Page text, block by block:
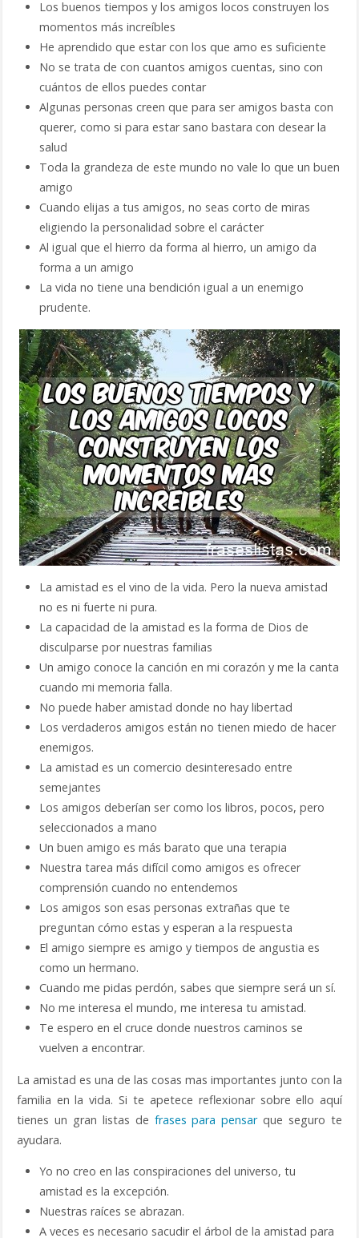
Los buenos tiempos y los amigos locos construyen los
momentos más increíbles
He aprendido que estar con los que amo es suficiente
No se trata de con cuantos amigos cuentas, sino con
cuántos de ellos puedes contar
Algunas personas creen que para ser amigos basta con
querer, como si para estar sano bastara con desear la
salud
Toda la grandeza de este mundo no vale lo que un buen
amigo
Cuando elijas a tus amigos, no seas corto de miras
eligiendo la personalidad sobre el carácter
Al igual que el hierro da forma al hierro, un amigo da
forma a un amigo
La vida no tiene una bendición igual a un enemigo
prudente.
La amistad es el vino de la vida. Pero la nueva amistad
no es ni fuerte ni pura.
La capacidad de la amistad es la forma de Dios de
disculparse por nuestras familias
Un amigo conoce la canción en mi corazón y me la canta
cuando mi memoria falla.
No puede haber amistad donde no hay libertad
Los verdaderos amigos están no tienen miedo de hacer
enemigos.
La amistad es un comercio desinteresado entre
semejantes
Los amigos deberían ser como los libros, pocos, pero
seleccionados a mano
Un buen amigo es más barato que una terapia
Nuestra tarea más difícil como amigos es ofrecer
comprensión cuando no entendemos
Los amigos son esas personas extrañas que te
preguntan cómo estas y esperan a la respuesta
El amigo siempre es amigo y tiempos de angustia es
como un hermano.
Cuando me pidas perdón, sabes que siempre será un sí.
No me interesa el mundo, me interesa tu amistad.
Te espero en el cruce donde nuestros caminos se
vuelven a encontrar.
La amistad es una de las cosas mas importantes junto con la
familia en la vida. Si te apetece reflexionar sobre ello aquí
tienes un gran listas de frases para pensarque seguro te
ayudara.
Yo no creo en las conspiraciones del universo, tu
amistad es la excepción.
Nuestras raíces se abrazan.
A veces es necesario sacudir el árbol de la amistad para